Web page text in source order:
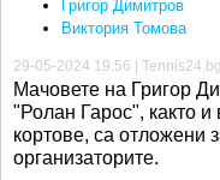
Григор Димитров
Виктория Томова
29-05-2024 19:56 | Tennis24.bg
Мачовете на Григор
"Ролан Гарос", както и
кортове, са отложени
организаторите.